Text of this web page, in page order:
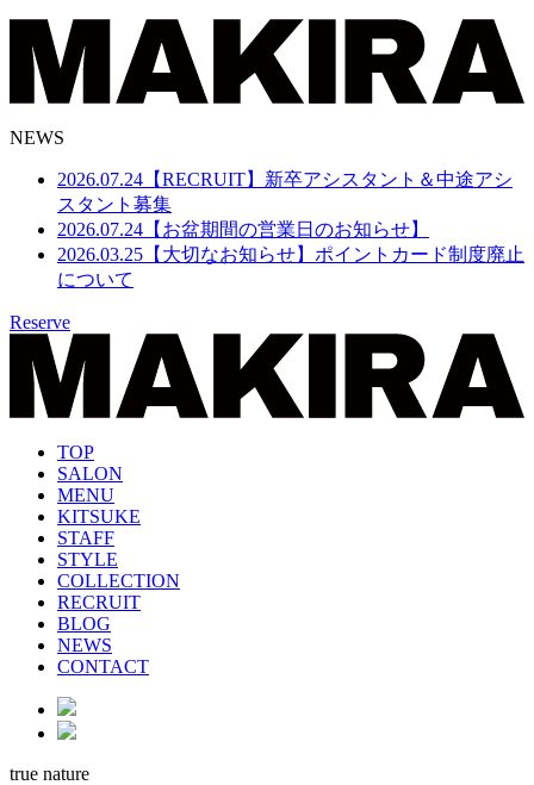
NEWS
2026.07.24 【RECRUIT】新卒アシスタント＆中途アシ
スタント募集
2026.07.24 【お盆期間の営業日のお知らせ】
2026.03.25 【大切なお知らせ】ポイントカード制度廃止
について
Reserve
TOP
SALON
MENU
KITSUKE
STAFF
STYLE
COLLECTION
RECRUIT
BLOG
NEWS
CONTACT
true nature